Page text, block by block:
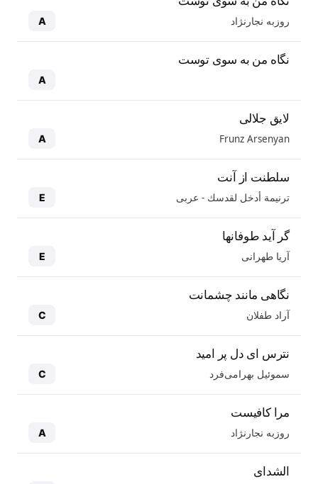
روزبه نجارنژاد A
نگاه من به سوی توست
A
لایق جلالی
Frunz Arsenyan
A
سلطنت از آنت
ترنيمة أدخل لقدسك - عربی E
گر آید طوفانها
آریا طهرانی E
نگاهی مانند چشمانت
آراد طفلان C
نترس ای دل پر امید
سموئیل بهرامی‌فرد C
مرا کافیست
روزبه نجارنژاد A
الشدای